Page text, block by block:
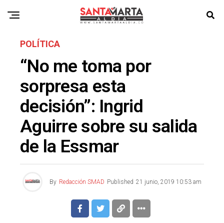
POLÍTICA
“No me toma por
sorpresa esta
decisión”: Ingrid
Aguirre sobre su salida
de la Essmar
By Redacción SMAD Published 21 junio, 2019 10:53 am